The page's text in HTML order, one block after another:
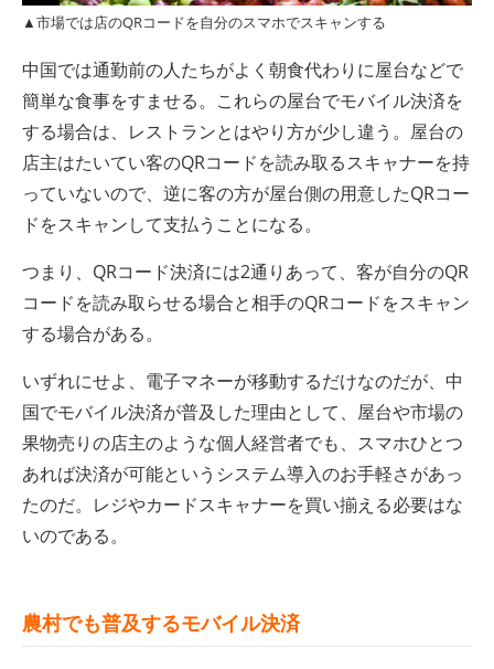
▲市場では店のQRコードを自分のスマホでスキャンする
中国では通勤前の人たちがよく朝食代わりに屋台などで
簡単な食事をすませる。これらの屋台でモバイル決済を
する場合は、レストランとはやり方が少し違う。屋台の
店主はたいてい客のQRコードを読み取るスキャナーを持
っていないので、逆に客の方が屋台側の用意したQRコー
ドをスキャンして支払うことになる。
つまり、QRコード決済には2通りあって、客が自分のQR
コードを読み取らせる場合と相手のQRコードをスキャン
する場合がある。
いずれにせよ、電子マネーが移動するだけなのだが、中
国でモバイル決済が普及した理由として、屋台や市場の
果物売りの店主のような個人経営者でも、スマホひとつ
あれば決済が可能というシステム導入のお手軽さがあっ
たのだ。レジやカードスキャナーを買い揃える必要はな
いのである。
農村でも普及するモバイル決済